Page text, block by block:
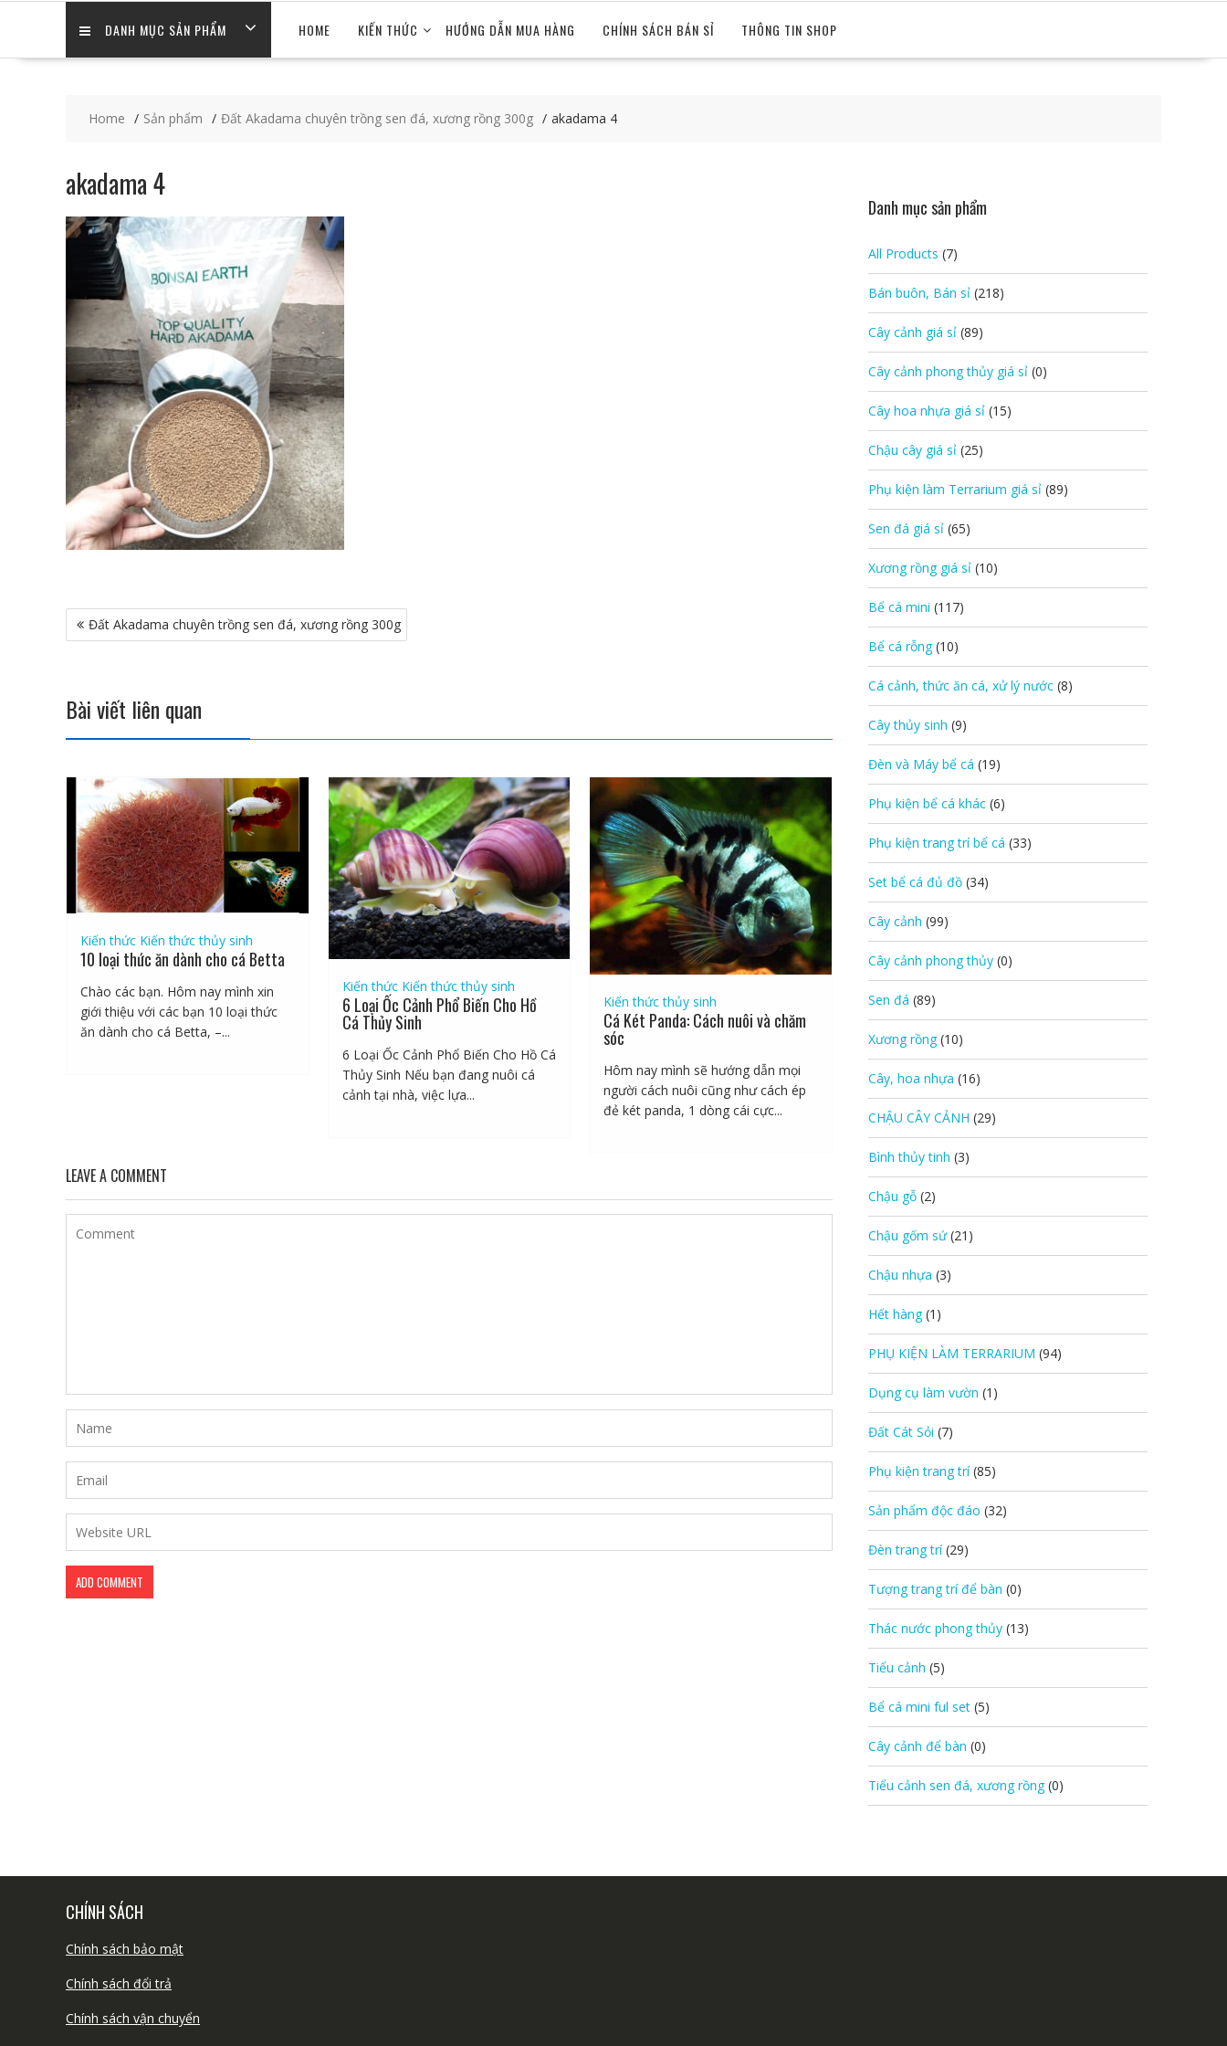
DANH MỤC SẢN PHẨM HOME KIẾN THỨC HƯỚNG DẪN MUA HÀNG CHÍNH SÁCH BÁN SỈ THÔNG TIN SHOP
Home Sản phẩm Đất Akadama chuyên trồng sen đá, xương rồng 300g akadama 4
akadama 4
Điều
hướng
Đất Akadama chuyên trồng sen đá, xương rồng 300g
Bài viết liên quan
Kiến thức Kiến thức thủy sinh
10 loại thức ăn dành cho cá Betta
Chào các bạn. Hôm nay mình xin
giới thiệu với các bạn 10 loại thức
ăn dành cho cá Betta, –...
Kiến thức Kiến thức thủy sinh
6 Loại Ốc Cảnh Phổ Biến Cho Hồ
Cá Thủy Sinh
6 Loại Ốc Cảnh Phổ Biến Cho Hồ Cá
Thủy Sinh Nếu bạn đang nuôi cá
cảnh tại nhà, việc lựa...
Kiến thức thủy sinh
Cá Két Panda: Cách nuôi và chăm
sóc
Hôm nay mình sẽ hướng dẫn mọi
người cách nuôi cũng như cách ép
đẻ két panda, 1 dòng cái cực...
LEAVE A COMMENT
Danh mục sản phẩm
All Products (7)
Bán buôn, Bán sỉ (218)
Cây cảnh giá sỉ (89)
Cây cảnh phong thủy giá sỉ (0)
Cây hoa nhựa giá sỉ (15)
Chậu cây giá sỉ (25)
Phụ kiện làm Terrarium giá sỉ (89)
Sen đá giá sỉ (65)
Xương rồng giá sỉ (10)
Bể cá mini (117)
Bể cá rỗng (10)
Cá cảnh, thức ăn cá, xử lý nước (8)
Cây thủy sinh (9)
Đèn và Máy bể cá (19)
Phụ kiện bể cá khác (6)
Phụ kiện trang trí bể cá (33)
Set bể cá đủ đồ (34)
Cây cảnh (99)
Cây cảnh phong thủy (0)
Sen đá (89)
Xương rồng (10)
Cây, hoa nhựa (16)
CHẬU CÂY CẢNH (29)
Bình thủy tinh (3)
Chậu gỗ (2)
Chậu gốm sứ (21)
Chậu nhựa (3)
Hết hàng (1)
PHỤ KIỆN LÀM TERRARIUM (94)
Dụng cụ làm vườn (1)
Đất Cát Sỏi (7)
Phụ kiện trang trí (85)
Sản phẩm độc đáo (32)
Đèn trang trí (29)
Tượng trang trí để bàn (0)
Thác nước phong thủy (13)
Tiểu cảnh (5)
Bể cá mini ful set (5)
Cây cảnh để bàn (0)
Tiểu cảnh sen đá, xương rồng (0)
CHÍNH SÁCH
Chính sách bảo mật
Chính sách đổi trả
Chính sách vận chuyển